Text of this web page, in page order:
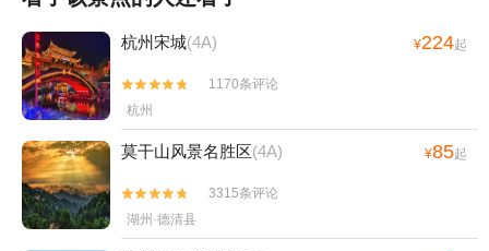
鹰CS野战（西溪湿地）+临安水源水上乐园
+杭州图书馆+西湖文化广场+纳米租车（杭
州）+西湖游船+临安火星兔+大奇山疯狂森
林主题乐园+西溪天堂商业街+天目山大树王
景区+花港公园+西湖天下景+杭州湘湖游船
+灵隐寺+宝石山造像+临安天目花海+三潭印
月花港观鱼码头+杭州宋城+西溪湿地洪园
+杭州樱花园+杭州宝寿山景区+西溪湿地高
欢乐世界+杭州宋城+嘉兴海底世界+西溪湿
地洪园+西溪湿地高庄+杭州西溪喜来登度假
大酒店+西塘一日游+西塘花巷+西溪空中揽
胜氦气球+西栅露天电影+乌镇南栅+南浔辑
里湖丝馆+阿丽拉乌镇+乌镇民宿+乌镇望津
里精品酒店+乌镇乌村酒店+乌镇水市客舍
+cheer leap n fly游乐+民当景区+盐官芳草地
房车营地+海宁盐官旅游度假区+乌镇国际汽
车露营地+飞来峰+乌镇游船+南浔古镇游船
+西栅夜游+乌镇互联网国际会展中心+濮院
杭州宋城(4A) ¥224起


1170条评论
杭州
莫干山风景名胜区(4A) ¥85起


3315条评论
湖州·德清县